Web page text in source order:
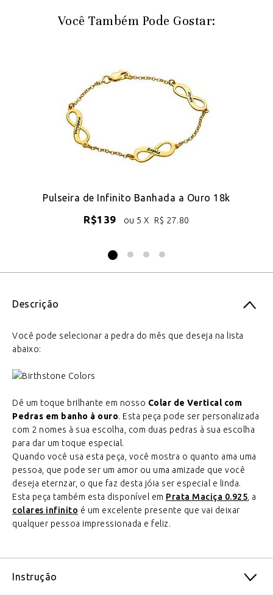
Você Também Pode Gostar:
Pulseira de Infinito Banhada a Ouro 18k
R$139 ou 5 X R$ 27.80
Descrição
Você pode selecionar a pedra do mês que deseja na lista
abaixo:
Dê um toque brilhante em nosso Colar de Vertical com
Pedras em banho à ouro. Esta peça pode ser personalizada
com 2 nomes à sua escolha, com duas pedras à sua escolha
para dar um toque especial.
Quando você usa esta peça, você mostra o quanto ama uma
pessoa, que pode ser um amor ou uma amizade que você
deseja eternzar, o que faz desta jóia ser especial e linda.
Esta peça também esta disponível em Prata Maciça 0.925, a
colares infinito é um excelente presente que vai deixar
qualquer pessoa impressionada e feliz.
Instrução